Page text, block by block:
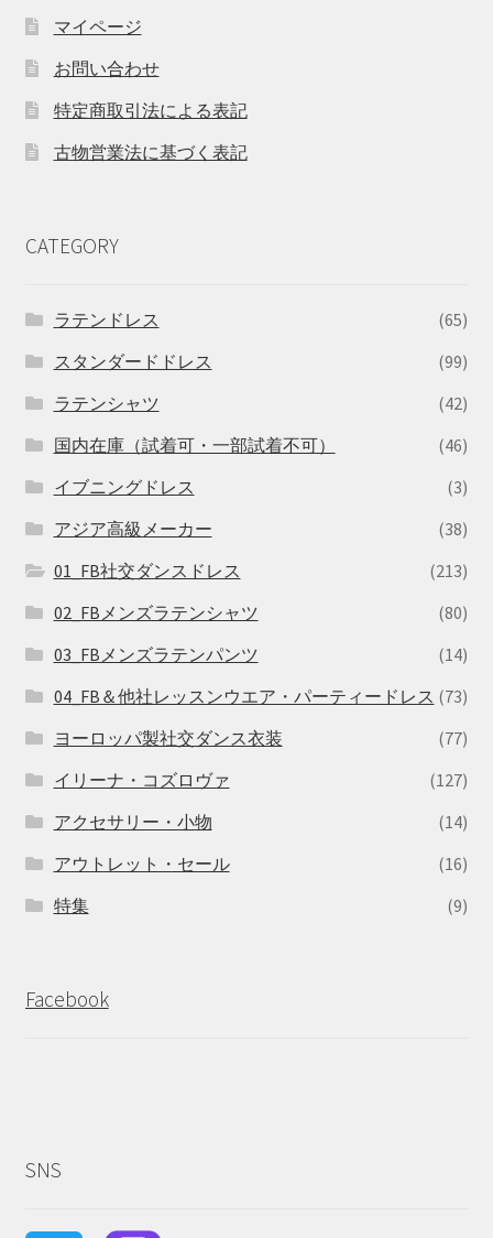
マイページ
お問い合わせ
特定商取引法による表記
古物営業法に基づく表記
CATEGORY
ラテンドレス
(65)
スタンダードドレス
(99)
ラテンシャツ
(42)
国内在庫（試着可・一部試着不可）
(46)
イブニングドレス
(3)
アジア高級メーカー
(38)
01_FB社交ダンスドレス
(213)
02_FBメンズラテンシャツ
(80)
03_FBメンズラテンパンツ
(14)
04_FB＆他社レッスンウエア・パーティードレス (73)
ヨーロッパ製社交ダンス衣装
(77)
イリーナ・コズロヴァ
(127)
アクセサリー・小物
(14)
アウトレット・セール
(16)
特集
(9)
Facebook
SNS